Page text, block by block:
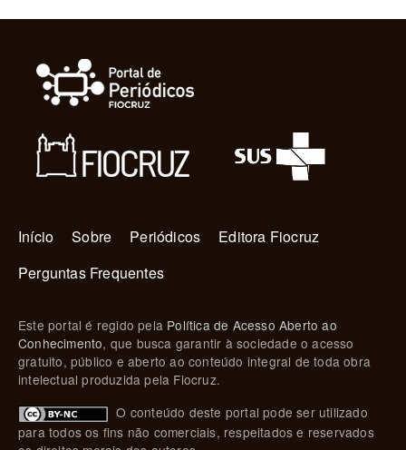
Navegação principal
Início Sobre Periódicos
Editora Fiocruz
Perguntas Frequentes
Este portal é regido pela Política de Acesso Aberto ao
Conhecimento, que busca garantir à sociedade o acesso
gratuito, público e aberto ao conteúdo integral de toda obra
intelectual produzida pela Fiocruz.
O conteúdo deste portal pode ser utilizado
para todos os fins não comerciais, respeitados e reservados